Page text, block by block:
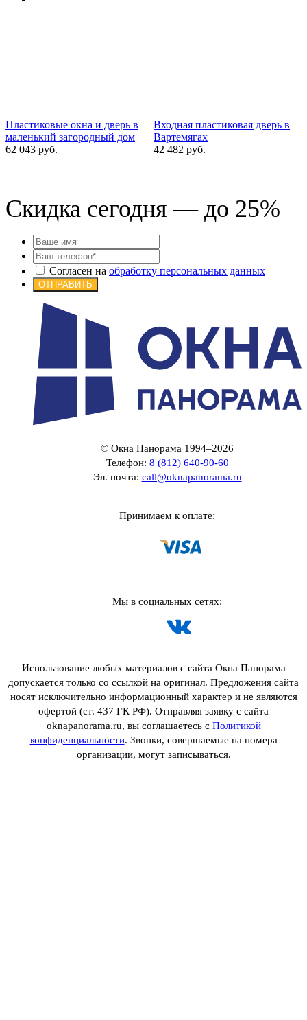
Пластиковые окна и дверь в
маленький загородный дом
62 043 руб.
Входная пластиковая дверь в
Вартемягах
42 482 руб.
Скидка сегодня — до 25%
Согласен на обработку персональных данных
ОТПРАВИТЬ
© Окна Панорама 1994–2026
Телефон: 8 (812) 640-90-60
Эл. почта: call@oknapanorama.ru
Принимаем к оплате:
Мы в социальных сетях:
Использование любых материалов с сайта Окна Панорама
допускается только со ссылкой на оригинал. Предложения сайта
носят исключительно информационный характер и не являются
офертой (ст. 437 ГК РФ). Отправляя заявку с сайта
oknapanorama.ru, вы соглашаетесь с Политикой
конфиденциальности. Звонки, совершаемые на номера
организации, могут записываться.